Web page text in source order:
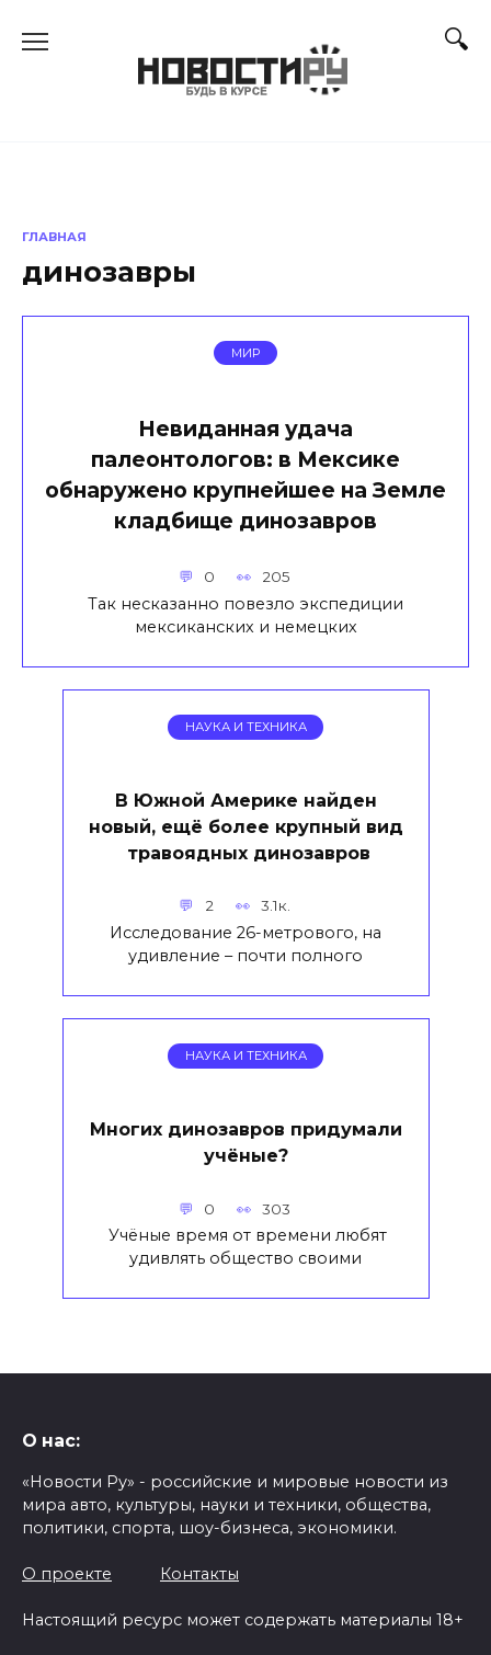
ГЛАВНАЯ
динозавры
МИР
Невиданная удача
палеонтологов: в Мексике
обнаружено крупнейшее на Земле
кладбище динозавров
0 205
Так несказанно повезло экспедиции
мексиканских и немецких
НАУКА И ТЕХНИКА
В Южной Америке найден
новый, ещё более крупный вид
травоядных динозавров
2 3.1к.
Исследование 26-метрового, на
удивление – почти полного
НАУКА И ТЕХНИКА
Многих динозавров придумали
учёные?
0 303
Учёные время от времени любят
удивлять общество своими
О нас:
«Новости Ру» - российские и мировые новости из
мира авто, культуры, науки и техники, общества,
политики, спорта, шоу-бизнеса, экономики.
О проекте Контакты
Настоящий ресурс может содержать материалы 18+